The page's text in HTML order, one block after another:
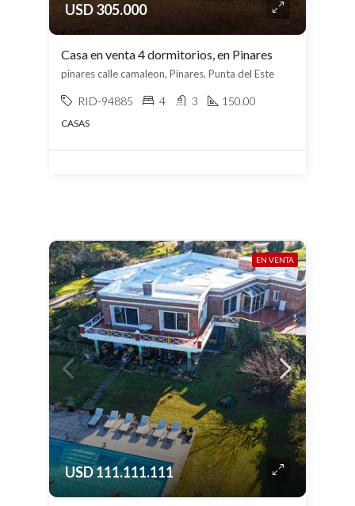
USD 305.000
Casa en venta 4 dormitorios, en Pinares
pinares calle camaleon, Pinares, Punta del Este
RID-94885 4 3 150.00
CASAS
EN VENTA
USD 111.111.111